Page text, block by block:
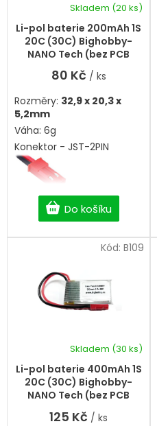
Li-pol baterie 200mAh 1S
20C (30C) Bighobby-
NANO Tech (bez PCB
ochrany)
hodnocení
produktu
hvězdiček.
Skladem (20 ks)
80 Kč / ks
Do košíku
Rozměry: 32,9 x 20,3 x
5,2mm
Váha: 6g
Konektor - JST-2PIN
Li-pol baterie 400mAh 1S
20C (30C) Bighobby-
NANO Tech (bez PCB
ochrany)
Skladem (30 ks)
125 Kč / ks
Kód: B109